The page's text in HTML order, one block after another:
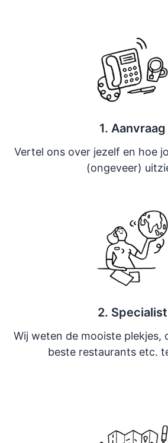
1. Aanvraag
Vertel ons over jezelf en hoe
(ongeveer)
2. Specialist
Wij weten de mooiste plekjes,
beste restaurants etc.